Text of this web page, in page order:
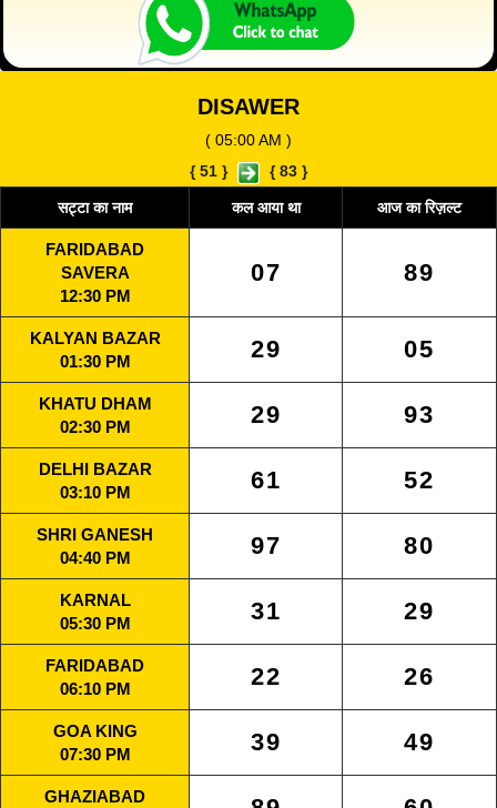
DISAWER
( 05:00 AM )
{51 } {83 }
सट्टा का नाम कल आया था आज का रिज़ल्ट
FARIDABAD
SAVERA
12:30 PM
07 89
KALYAN BAZAR
01:30 PM
29 05
KHATU DHAM
02:30 PM
29 93
DELHI BAZAR
03:10 PM
61 52
SHRI GANESH
04:40 PM
97 80
KARNAL
05:30 PM
31 29
FARIDABAD
06:10 PM
22 26
GOA KING
07:30 PM
39 49
GHAZIABAD